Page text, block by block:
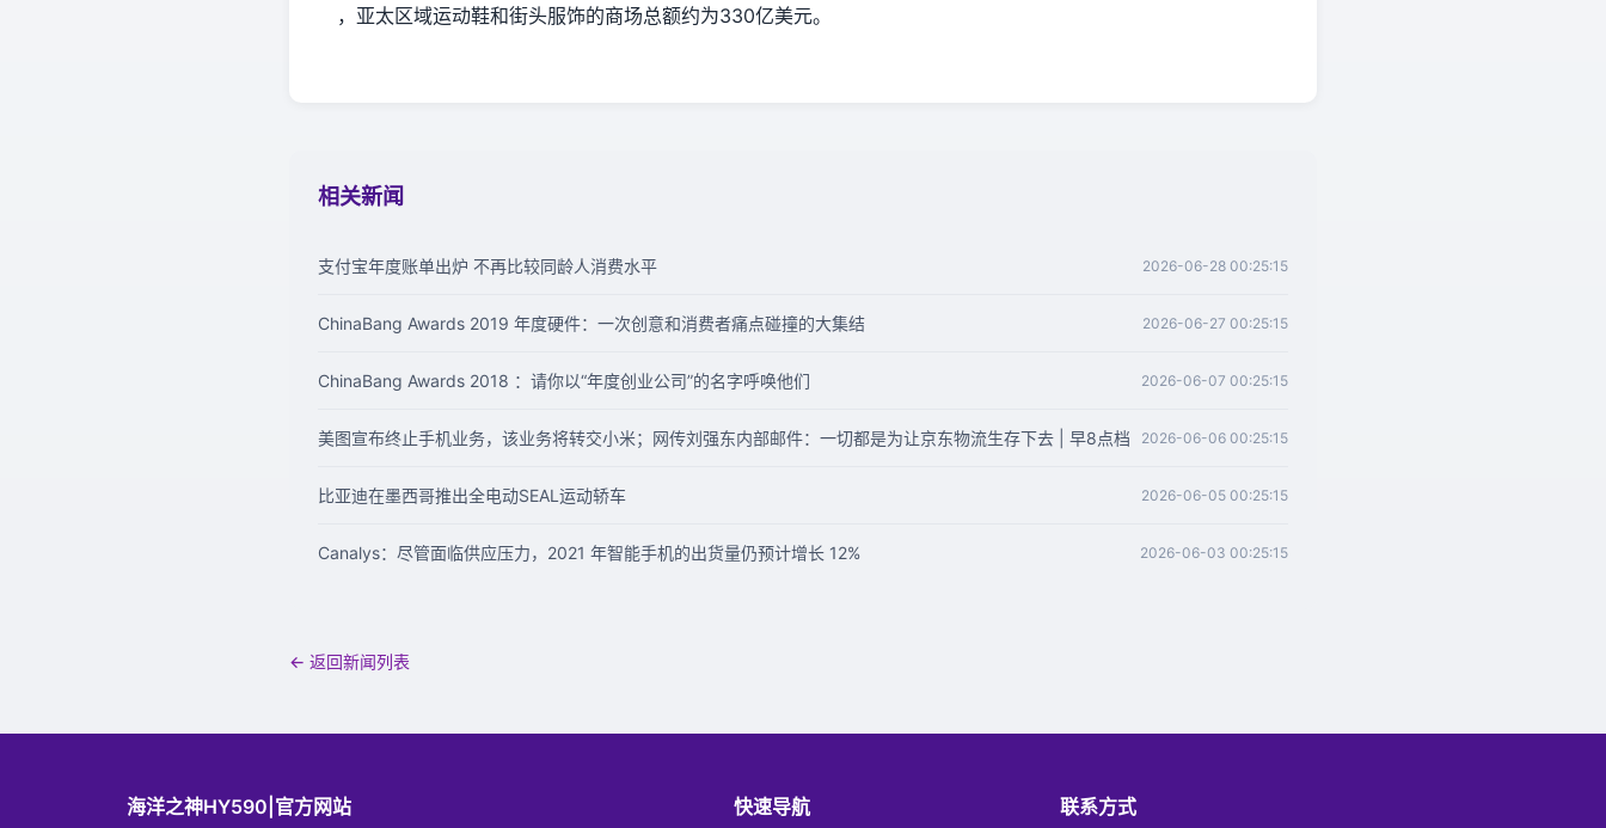
，亚太区域运动鞋和街头服饰的商场总额约为330亿美元。
相关新闻
支付宝年度账单出炉 不再比较同龄人消费水平 2026-06-28 00:25:15
ChinaBang Awards 2019 年度硬件：一次创意和消费者痛点碰撞的大集结 2026-06-27 00:25:15
ChinaBang Awards 2018 ：请你以“年度创业公司”的名字呼唤他们 2026-06-07 00:25:15
美图宣布终止手机业务，该业务将转交小米；网传刘强东内部邮件：一切都是为让京东物流生存下去 | 早8点档 2026-06-06 00:25:15
比亚迪在墨西哥推出全电动SEAL运动轿车 2026-06-05 00:25:15
Canalys：尽管面临供应压力，2021 年智能手机的出货量仍预计增长 12% 2026-06-03 00:25:15
← 返回新闻列表
海洋之神HY590|官方网站 快速导航 联系方式